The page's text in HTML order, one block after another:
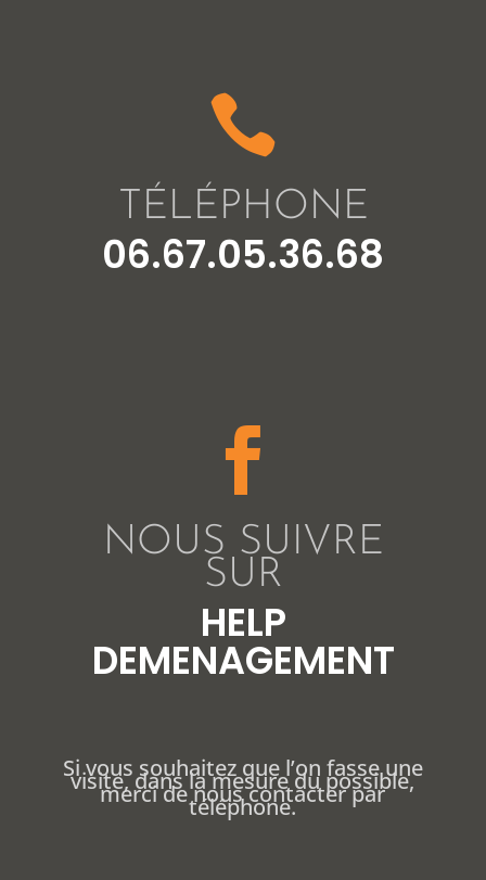

TÉLÉPHONE
06.67.05.36.68

NOUS SUIVRE
SUR
HELP
DEMENAGEMENT
Si vous souhaitez que l’on fasse une
visite, dans la mesure du possible,
merci de nous contacter par
téléphone.